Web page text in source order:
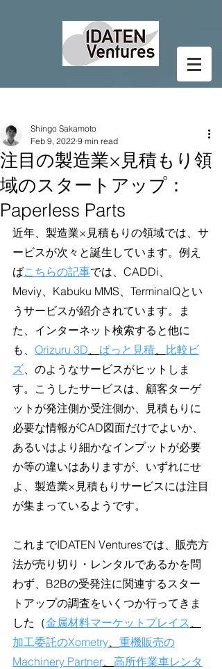
注目の製造業×見積もり領
域のスタートアップ：
Paperless Parts
Shingo Sakamoto
Feb 9, 2022 9 min read
近年、製造業×見積もりの領域では、サ
ービスが次々と誕生しています。例え
ばこちらの記事では、CADDi、
Meviy、Kabuku MMS、TerminalQとい
うサービスが紹介されています。ま
た、インターネット検索すると他に
も、 Orizuru 3D、 ぱっと見積、 比較ビ
ズ、のようなサービスがヒットしま
す。こうしたサービスは、顧客ターゲ
ットが発注側か受注側か、見積もりに
必要な情報がCAD図面だけでよいか、
あるいはより細かなインプットが必要
か等の違いはありますが、いずれにせ
よ、製造業×見積もりサービスには注目
が集まっているようです。
これまでIDATEN Venturesでは、販売方
法が売り切り・レンタルであるかを問
わず、B2Bの受発注に関連するスター
トアップの調査をいくつか行ってきま
した（金属材料マーケットプレイス 、
加工委託のXometry、 重機販売の
Machinery Partner、 高所作業車レンタ